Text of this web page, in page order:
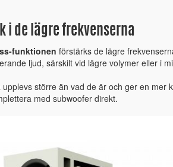
i de lägre frekvenserna
funktionen förstärks de lägre
ljud, särskilt vid lägre volymer eller i
större än vad de är och ger en mer
med subwoofer direkt.